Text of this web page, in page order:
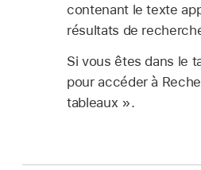
contenant le texte
résultats de
Si vous êtes dans le
pour accéder à
tableaux ».